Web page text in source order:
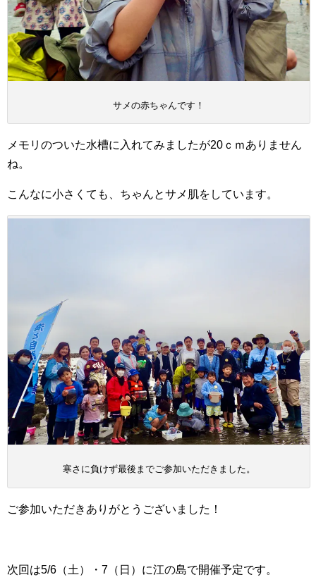
サメの赤ちゃんです！
メモリのついた水槽に入れてみましたが20ｃｍありません
ね。
こんなに小さくても、ちゃんとサメ肌をしています。
寒さに負けず最後までご参加いただきました。
ご参加いただきありがとうございました！
次回は5/6（土）・7（日）に江の島で開催予定です。